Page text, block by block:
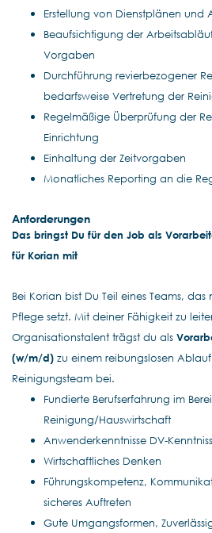
Erstellung von Dienstplänen und
Beaufsichtigung der
Vorgaben
Durchführung revierbezogener
bedarfsweise Vertretung der
Regelmäßige Überprüfung der
Einrichtung
Einhaltung der Zeitvorgaben
Monatliches Reporting an die
Anforderungen
Das bringst Du für den Job als
für Korian mit
Bei Korian bist Du Teil eines Teams,
Pflege setzt. Mit deiner Fähigkeit zu
Organisationstalent trägst du als
(w/m/d) zu einem reibungslosen
Reinigungsteam bei.
Fundierte Berufserfahrung im
Reinigung/Hauswirtschaft
Anwenderkenntnisse DV-
Wirtschaftliches Denken
Führungskompetenz,
sicheres Auftreten
Gute Umgangsformen,